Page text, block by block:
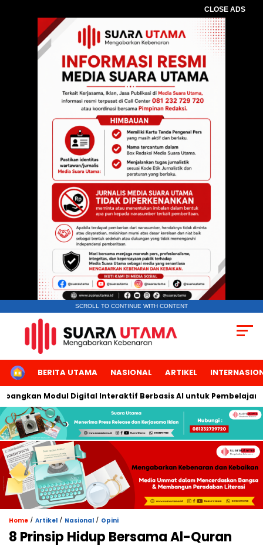
CLOSE ADS
SCROLL TO CONTINUE WITH CONTENT
HOMEBERITA UTAMA NASIONAL ARTIKEL
Modul Digital Interaktif Berbasis AI untuk Pembelajaran
Home / Artikel / Nasional / Opini
8 Prinsip Hidup Bersama Al-Quran